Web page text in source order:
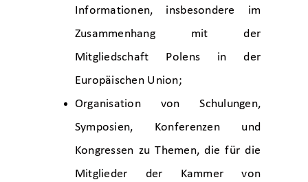
Informationen, insbesondere im
Zusammenhang mit der
Mitgliedschaft Polens in der
Europäischen Union;
Organisation von Schulungen,
Symposien, Konferenzen und
Kongressen zu Themen, die für die
Mitglieder der Kammer von